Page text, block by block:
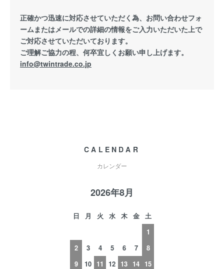
正確かつ迅速に対応させていただく為、お問い合わせフォ
ームまたはメールでの詳細の情報をご入力いただいた上で
ご対応させていただいております。
ご理解ご協力の程、何卒宜しくお願い申し上げます。
info@twintrade.co.jp
CALENDAR
カレンダー
2026年8月
日 月 火 水 木 金
土
1
2
3 4 5 6 7
8
9
10 11 12 13 14 15